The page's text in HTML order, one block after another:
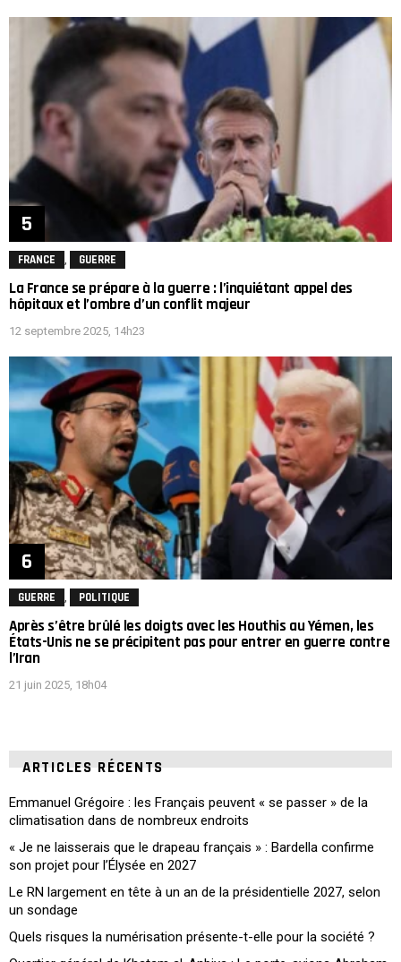
FRANCE GUERRE
La France se prépare à la guerre : l’inquiétant appel des
hôpitaux et l’ombre d’un conflit majeur
12 septembre 2025, 14h23
GUERRE POLITIQUE
Après s’être brûlé les doigts avec les Houthis au Yémen, les
États-Unis ne se précipitent pas pour entrer en guerre contre
l’Iran
21 juin 2025, 18h04
ARTICLES RÉCENTS
Emmanuel Grégoire : les Français peuvent « se passer » de la
climatisation dans de nombreux endroits
« Je ne laisserais que le drapeau français » : Bardella confirme
son projet pour l’Élysée en 2027
Le RN largement en tête à un an de la présidentielle 2027, selon
un sondage
Quels risques la numérisation présente-t-elle pour la société ?